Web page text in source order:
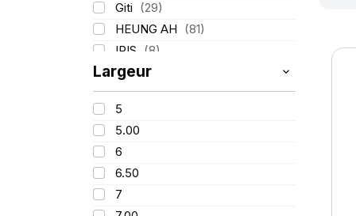
Giti (29)
HEUNG AH (81)
IRIS (8)
ITALMATIC
KLEBER (116)
LASSA
MICHELIN
MITAS
Mondolfo ferro
PIRELLI
Largeur
5
5.00
6
6.50
7